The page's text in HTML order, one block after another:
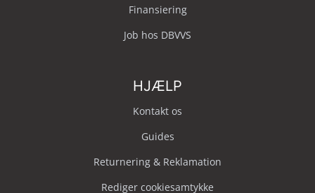
Finansiering
Job hos DBVVS
HJÆLP
Kontakt os
Guides
Returnering & Reklamation
Rediger cookiesamtykke